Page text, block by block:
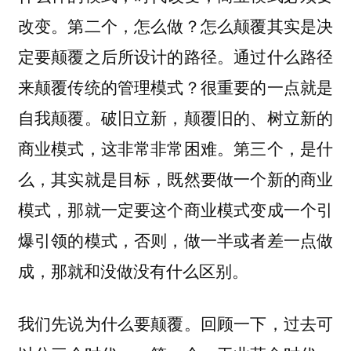
改变。第二个，怎么做？怎么颠覆其实是决
定要颠覆之后所设计的路径。通过什么路径
来颠覆传统的管理模式？很重要的一点就是
自我颠覆。破旧立新，颠覆旧的、树立新的
商业模式，这非常非常困难。第三个，是什
么，其实就是目标，既然要做一个新的商业
模式，那就一定要这个商业模式变成一个引
爆引领的模式，否则，做一半或者差一点做
成，那就和没做没有什么区别。
我们先说为什么要颠覆。回顾一下，过去可